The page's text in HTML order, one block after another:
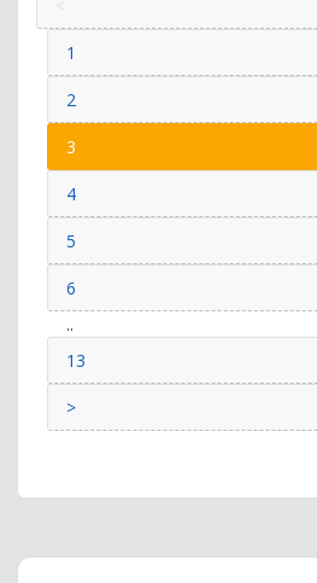
1
2
3
4
5
6
..
13
>